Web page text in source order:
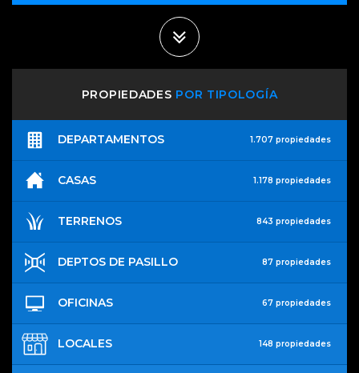
PROPIEDADES POR TIPOLOGÍA
DEPARTAMENTOS 1.707 propiedades
CASAS 1.178 propiedades
TERRENOS 843 propiedades
DEPTOS DE PASILLO 87 propiedades
OFICINAS 67 propiedades
LOCALES 148 propiedades